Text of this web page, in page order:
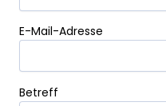
Bitte lasse dieses Feld leer.
E-Mail-Adresse
Betreff